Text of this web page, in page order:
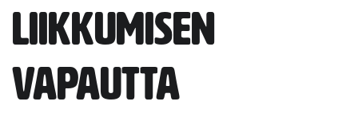
liikkumisen
vapautta